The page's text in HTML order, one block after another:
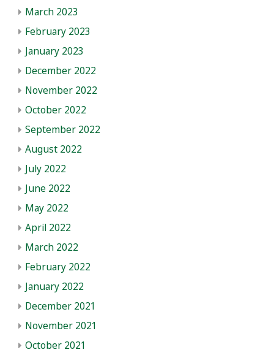
March 2023
February 2023
January 2023
December 2022
November 2022
October 2022
September 2022
August 2022
July 2022
June 2022
May 2022
April 2022
March 2022
February 2022
January 2022
December 2021
November 2021
October 2021